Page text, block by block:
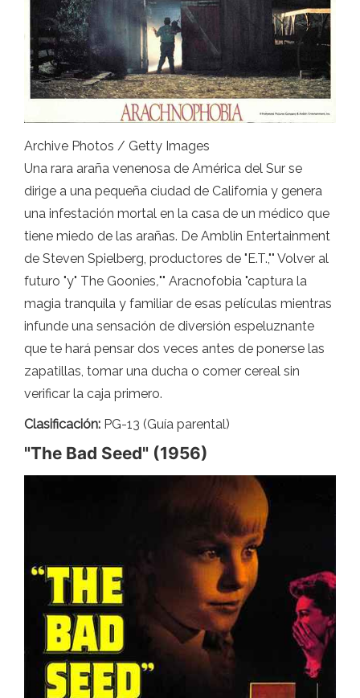
Archive Photos / Getty Images
Una rara araña venenosa de América del Sur se
dirige a una pequeña ciudad de California y genera
una infestación mortal en la casa de un médico que
tiene miedo de las arañas. De Amblin Entertainment
de Steven Spielberg, productores de "E.T.,"" Volver al
futuro "y" The Goonies,"" Aracnofobia "captura la
magia tranquila y familiar de esas películas mientras
infunde una sensación de diversión espeluznante
que te hará pensar dos veces antes de ponerse las
zapatillas, tomar una ducha o comer cereal sin
verificar la caja primero.
Clasificación: PG-13 (Guía parental)
"The Bad Seed" (1956)